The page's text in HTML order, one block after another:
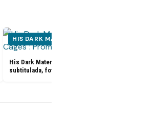
HIS DARK MATERIALS
His Dark Materials 1x06 «The Daemon-Cages»: Promo
subtitulada, fotos y sinopsis